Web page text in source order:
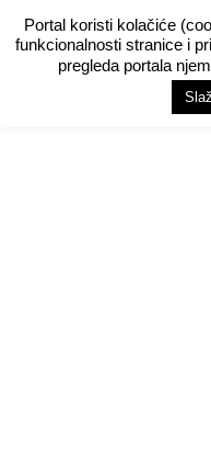
Portal koristi kolačiće
funkcionalnosti stranice i
pregleda portala